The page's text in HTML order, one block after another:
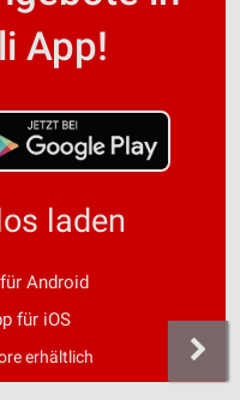
App!
laden
Android
für iOS
erhältlich